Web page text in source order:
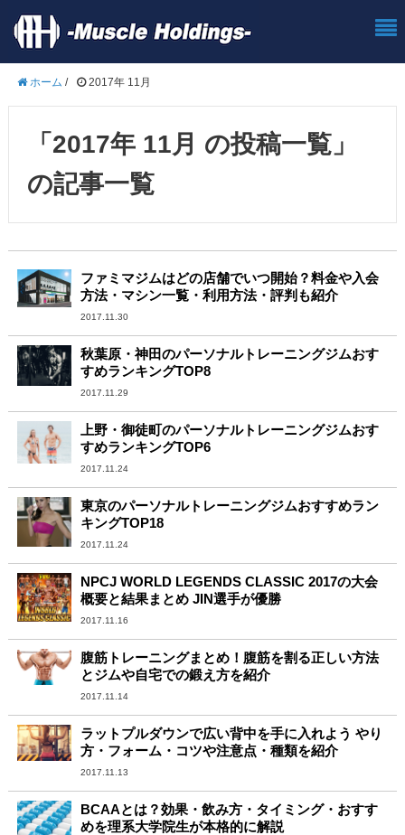
ホーム / 2017年 11月
「2017年 11月 の投稿一覧」
の記事一覧
ファミマジムはどの店舗でいつ開始？料金や入会
方法・マシン一覧・利用方法・評判も紹介
2017.11.30
秋葉原・神田のパーソナルトレーニングジムおす
すめランキングTOP8
2017.11.29
上野・御徒町のパーソナルトレーニングジムおす
すめランキングTOP6
2017.11.24
東京のパーソナルトレーニングジムおすすめラン
キングTOP18
2017.11.24
NPCJ WORLD LEGENDS CLASSIC 2017の大会
概要と結果まとめ JIN選手が優勝
2017.11.16
腹筋トレーニングまとめ！腹筋を割る正しい方法
とジムや自宅での鍛え方を紹介
2017.11.14
ラットプルダウンで広い背中を手に入れよう やり
方・フォーム・コツや注意点・種類を紹介
2017.11.13
BCAAとは？効果・飲み方・タイミング・おすす
めを理系大学院生が本格的に解説